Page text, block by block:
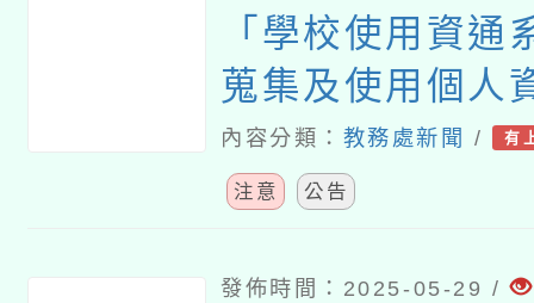
「學校使用資通
蒐集及使用個人
項」及「校園使
辨識技術個人資
內容分類： 教務處新聞 / 有
注意 公告
發佈時間：2025-05-29 /